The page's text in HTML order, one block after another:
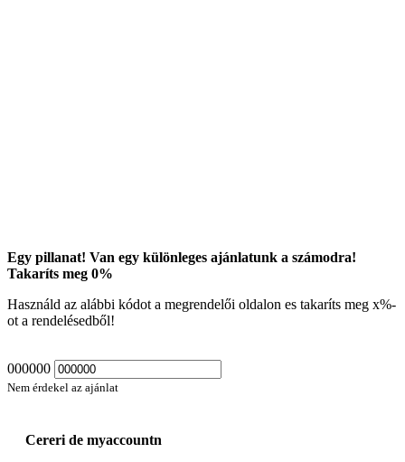
Egy pillanat! Van egy különleges ajánlatunk a számodra!
Takaríts meg 0%
Használd az alábbi kódot a megrendelői oldalon es takaríts meg x%-
ot a rendelésedből!
000000
Nem érdekel az ajánlat
Cereri de myaccountn